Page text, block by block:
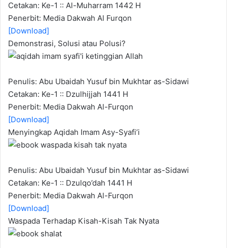
Cetakan: Ke-1 :: Al-Muharram 1442 H
Penerbit: Media Dakwah Al Furqon
[Download]
Demonstrasi, Solusi atau Polusi?
Penulis: Abu Ubaidah Yusuf bin Mukhtar as-Sidawi
Cetakan: Ke-1 :: Dzulhijjah 1441 H
Penerbit: Media Dakwah Al-Furqon
[Download]
Menyingkap Aqidah Imam Asy-Syafi’i
Penulis: Abu Ubaidah Yusuf bin Mukhtar as-Sidawi
Cetakan: Ke-1 :: Dzulqo’dah 1441 H
Penerbit: Media Dakwah Al-Furqon
[Download]
Waspada Terhadap Kisah-Kisah Tak Nyata